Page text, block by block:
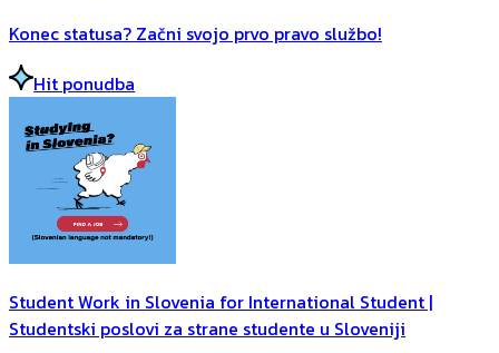
Konec statusa? Začni svojo prvo pravo službo!
Hit ponudba
Student Work in Slovenia for International Student |
Studentski poslovi za strane studente u Sloveniji